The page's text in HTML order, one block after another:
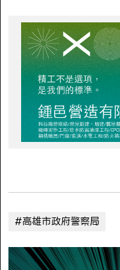
#高雄市政府警察局